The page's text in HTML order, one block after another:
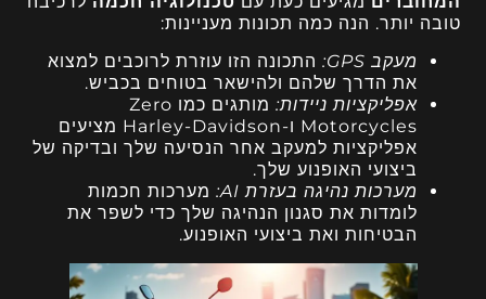
טובה יותר. הנה כמה תכונות מעניינות:
מעקב GPS:
התכונה הזו עוזרת לרוכבים למצוא
את הדרך שלהם ולהישאר בטוחים בכביש.
אפליקציות ניידות:
מותגים כמו Zero
Motorcycles ו-Harley-Davidson מציעים
אפליקציות למעקב אחר הנסיעה שלך ובדיקה של
ביצועי האופנוע שלך.
מערכות נהיגה בעזרת AI:
מערכות חכמות
לומדות את סגנון הנהיגה שלך כדי לשפר את
הבטיחות ואת ביצועי האופנוע.